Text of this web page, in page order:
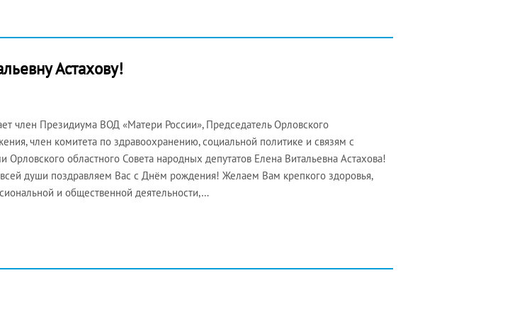
Астахову!
член Президиума ВОД «Матери России», Председатель Орловского
член комитета по здравоохранению, социальной политике и связям с
областного Совета народных депутатов Елена Витальевна Астахова!
души поздравляем Вас с Днём рождения! Желаем Вам крепкого здоровья,
и общественной деятельности,…